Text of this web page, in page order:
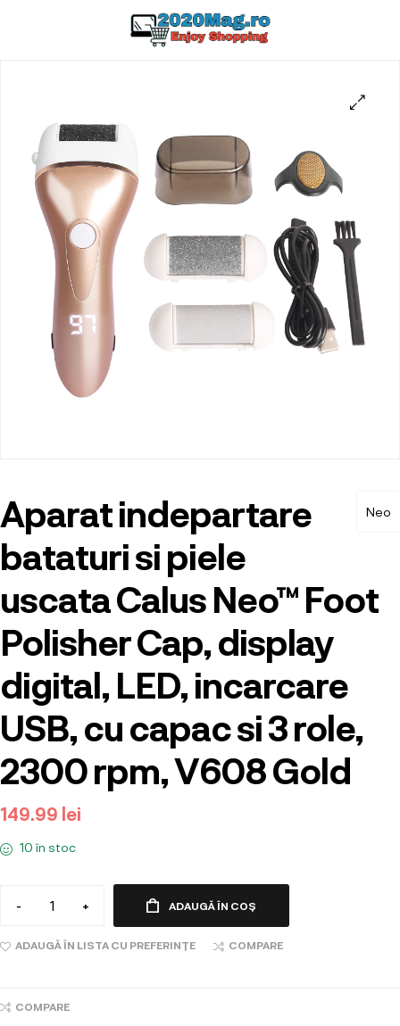
Neo
Aparat indepartare
bataturi si piele
uscata Calus Neo™ Foot
Polisher Cap, display
digital, LED, incarcare
USB, cu capac si 3 role,
2300 rpm, V608 Gold
149.99 lei
10 în stoc
- + ADAUGĂ ÎN COȘ
ADAUGĂ ÎN LISTA CU PREFERINȚE COMPARE
COMPARE